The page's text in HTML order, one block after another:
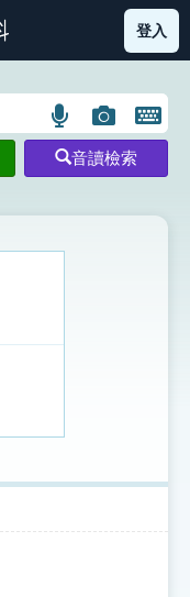
部首索引表圖示
登入
語
言
搜
示
圖
片
搜
開
鍵
圖
音讀檢索